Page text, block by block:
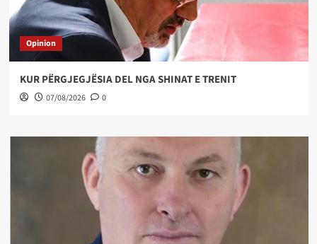
Opinion
KUR PËRGJEGJËSIA DEL NGA SHINAT E TRENIT
07/08/2026 0